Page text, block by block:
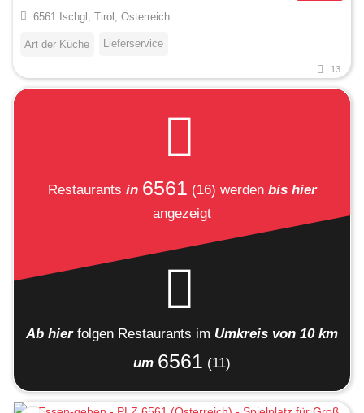
6561 Ischgl, Tirol, Österreich
Art der Küche Lieferservice
13
Restaurants in 6561 (16) werden bis hier
angezeigt
Ab hier folgen Restaurants im Umkreis von 10 km
um 6561 (11)